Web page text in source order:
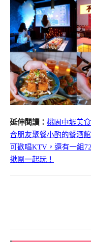
延伸閱讀： 桃園中壢美
合朋友聚餐小酌的餐酒
可歡唱KTV，還有一組
揪團一起玩！